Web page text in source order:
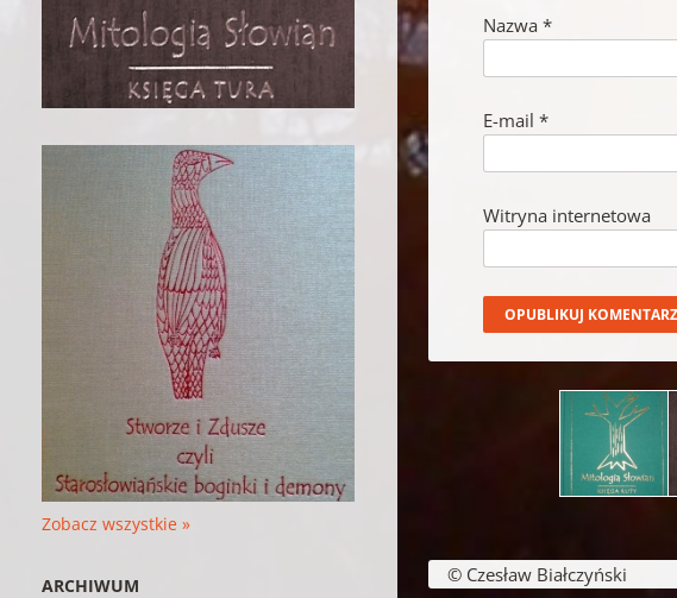
Nazwa*
E-mail*
Witryna internetowa
Zobacz wszystkie »
ARCHIWUM
© Czesław Białczyński